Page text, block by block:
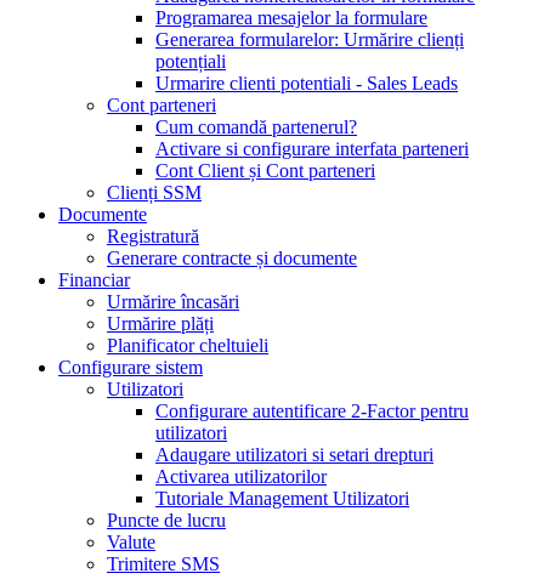
Programarea mesajelor la formulare
Generarea formularelor: Urmărire clienți
potențiali
Urmarire clienti potentiali - Sales Leads
Cont parteneri
Cum comandă partenerul?
Activare si configurare interfata parteneri
Cont Client și Cont parteneri
Clienți SSM
Documente
Registratură
Generare contracte și documente
Financiar
Urmărire încasări
Urmărire plăți
Planificator cheltuieli
Configurare sistem
Utilizatori
Configurare autentificare 2-Factor pentru
utilizatori
Adaugare utilizatori si setari drepturi
Activarea utilizatorilor
Tutoriale Management Utilizatori
Puncte de lucru
Valute
Trimitere SMS